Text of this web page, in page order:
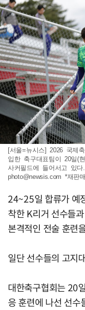
[서울=뉴시스] 2026 국제
입한 축구대표팀이 20일(
사커필드에 들어서고 있
photo@newsis.com *재판
24~25일 합류가 예
착한 K리거 선수들
본격적인 전술 훈련
일단 선수들의 고지
대한축구협회는 20
응 훈련에 나선 선수